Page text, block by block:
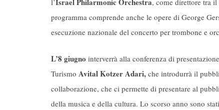
l’
, come direttore tra
programma comprende anche le opere di George
esecuzione nazionale del concerto per trombone e
L’8 giugno interverrà alla conferenza di
Turismo Avital Kotzer Adari, che introdurrà il
collaborazione, che ci permette di presentare al
della musica e della cultura. Lo scorso anno sono